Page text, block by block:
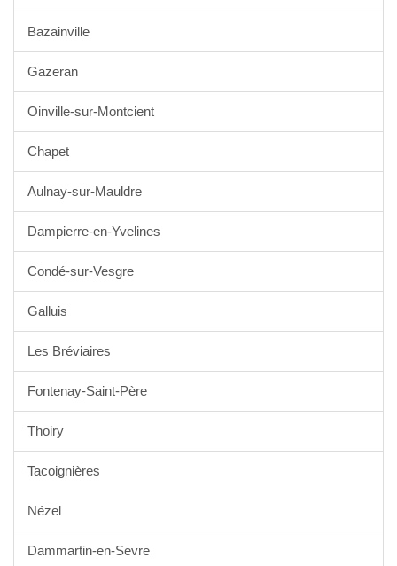
Bazainville
Gazeran
Oinville-sur-Montcient
Chapet
Aulnay-sur-Mauldre
Dampierre-en-Yvelines
Condé-sur-Vesgre
Galluis
Les Bréviaires
Fontenay-Saint-Père
Thoiry
Tacoignières
Nézel
Dammartin-en-Sevre